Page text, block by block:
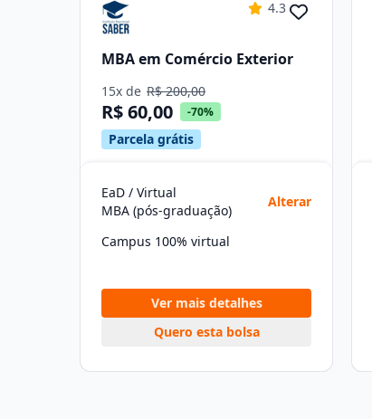
4.3
MBA em Comércio Exterior
15x de R$ 200,00
R$ 60,00 -70%
Parcela grátis
EaD / Virtual
MBA (pós-graduação)
Alterar
Campus 100% virtual
Ver mais detalhes
Quero esta bolsa